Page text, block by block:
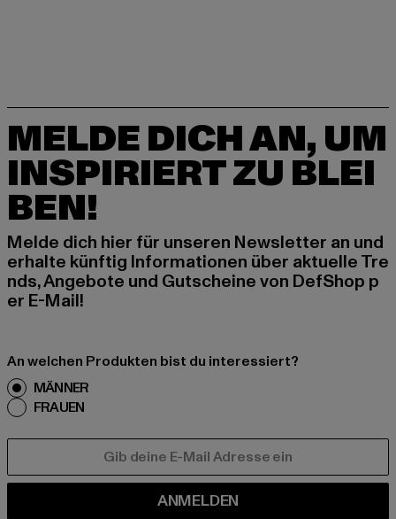
MELDE DICH AN, UM
INSPIRIERT ZU BLEI
BEN!
Melde dich hier für unseren Newsletter an und
erhalte künftig Informationen über aktuelle Tre
nds, Angebote und Gutscheine von DefShop p
er E-Mail!
An welchen Produkten bist du interessiert?
MÄNNER
FRAUEN
ANMELDEN